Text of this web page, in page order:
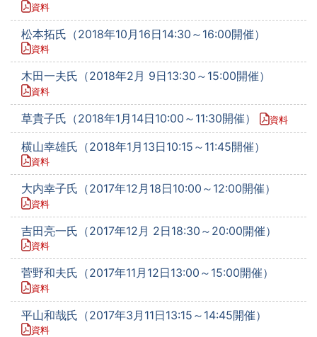
資料
松本拓氏（2018年10月16日14:30～16:00開催）
資料
木田一夫氏（2018年2月 9日13:30～15:00開催）
資料
草貴子氏（2018年1月14日10:00～11:30開催） 資料
横山幸雄氏（2018年1月13日10:15～11:45開催）
資料
大内幸子氏（2017年12月18日10:00～12:00開催）
資料
吉田亮一氏（2017年12月 2日18:30～20:00開催）
資料
菅野和夫氏（2017年11月12日13:00～15:00開催）
資料
平山和哉氏（2017年3月11日13:15～14:45開催）
資料